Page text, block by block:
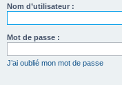
Nom d’utilisateur :
Mot de passe :
J’ai oublié mon mot de passe